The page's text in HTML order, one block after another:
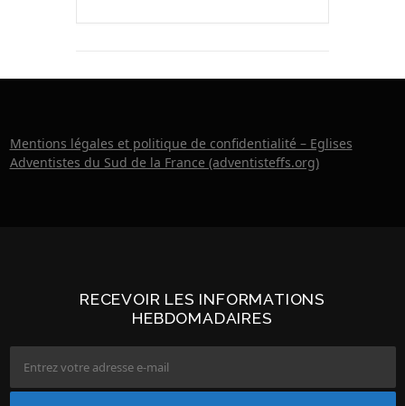
Mentions légales et politique de confidentialité – Eglises
Adventistes du Sud de la France (adventisteffs.org)
RECEVOIR LES INFORMATIONS
HEBDOMADAIRES